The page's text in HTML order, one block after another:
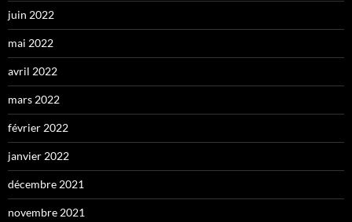
juin 2022
mai 2022
avril 2022
mars 2022
février 2022
janvier 2022
décembre 2021
novembre 2021